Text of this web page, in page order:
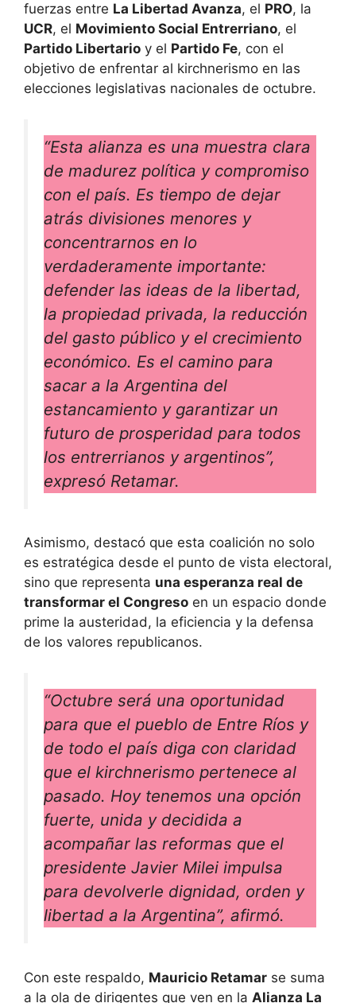
fuerzas entre La Libertad Avanza, el PRO, la
UCR, el Movimiento Social Entrerriano, el
Partido Libertario y el Partido Fe, con el
objetivo de enfrentar al kirchnerismo en las
elecciones legislativas nacionales de octubre.
“Esta alianza es una muestra clara
de madurez política y compromiso
con el país. Es tiempo de dejar
atrás divisiones menores y
concentrarnos en lo
verdaderamente importante:
defender las ideas de la libertad,
la propiedad privada, la reducción
del gasto público y el crecimiento
económico. Es el camino para
sacar a la Argentina del
estancamiento y garantizar un
futuro de prosperidad para todos
los entrerrianos y argentinos”,
expresó Retamar.
Asimismo, destacó que esta coalición no solo
es estratégica desde el punto de vista electoral,
sino que representa una esperanza real de
transformar el Congreso en un espacio donde
prime la austeridad, la eficiencia y la defensa
de los valores republicanos.
“Octubre será una oportunidad
para que el pueblo de Entre Ríos y
de todo el país diga con claridad
que el kirchnerismo pertenece al
pasado. Hoy tenemos una opción
fuerte, unida y decidida a
acompañar las reformas que el
presidente Javier Milei impulsa
para devolverle dignidad, orden y
libertad a la Argentina”, afirmó.
Con este respaldo, Mauricio Retamar se suma
a la ola de dirigentes que ven en la Alianza La